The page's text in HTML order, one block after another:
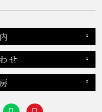
せ